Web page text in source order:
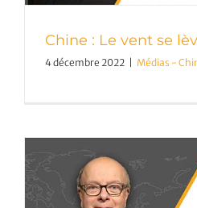
Chine : Le vent se
4 décembre 2022 Médias -